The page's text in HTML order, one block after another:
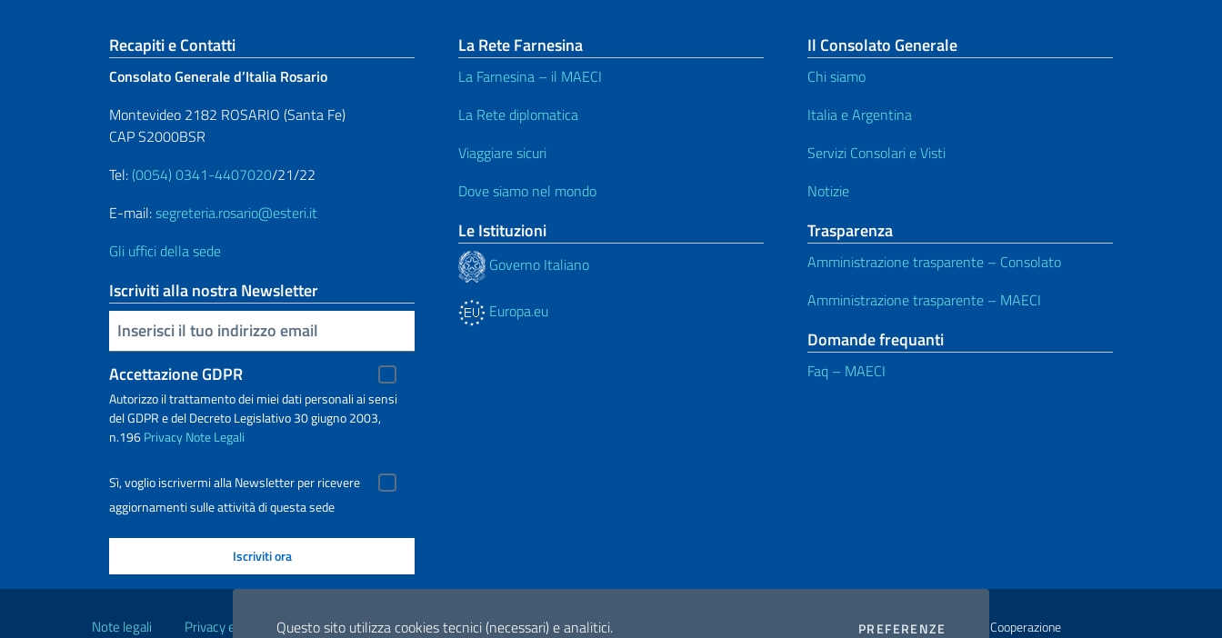
Questo sito utilizza cookies tecnici (necessari) e analitici.
PREFERENZE COOKIES
Sezione footer
Recapiti e Contatti
Consolato Generale d’Italia Rosario
Montevideo 2182 ROSARIO (Santa Fe)
CAP S2000BSR
Tel: (0054) 0341-4407020/21/22
E-mail:segreteria.rosario@esteri.it
Gli uffici della sede
Iscriviti alla nostra Newsletter
Inserisci la tua email
Accettazione GDPR
Autorizzo il trattamento dei miei dati personali ai sensi
del GDPR e del Decreto Legislativo 30 giugno 2003,
n.196PrivacyNote Legali
Sì, voglio iscrivermi alla Newsletter per ricevere
aggiornamenti sulle attività di questa sede
La Rete Farnesina
La Farnesina – il MAECI
La Rete diplomatica
Viaggiare sicuri
Dove siamo nel mondo
Le Istituzioni
Governo Italiano
Europa.eu
Il Consolato Generale
Chi siamo
Italia e Argentina
Servizi Consolari e Visti
Notizie
Trasparenza
Amministrazione trasparente – Consolato
Amministrazione trasparente – MAECI
Domande frequanti
Faq – MAECI
Note legali Privacy e cookie policy Dichiarazione di accessibilità 2026 Copyright Ministero degli Affari Esteri e della Cooperazione